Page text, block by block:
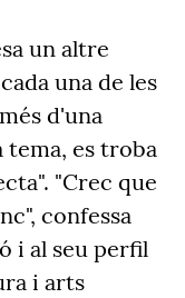
un altre
una de les
d'una
tema, es troba
"Crec que
confessa
i al seu perfil
i arts